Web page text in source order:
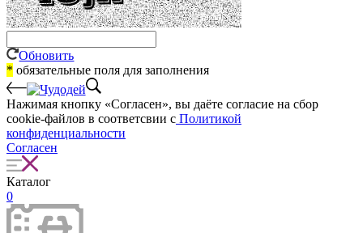
Обновить
* обязательные поля для заполнения
Нажимая кнопку «Согласен», вы даёте cогласие на сбор
cookie-файлов в соответсвии с Политикой
конфиденциальности
Согласен
Каталог
0